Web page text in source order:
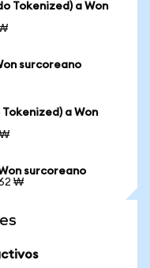
Tokenized) a Won
₩
surcoreano
a Won
₩
surcoreano
₩